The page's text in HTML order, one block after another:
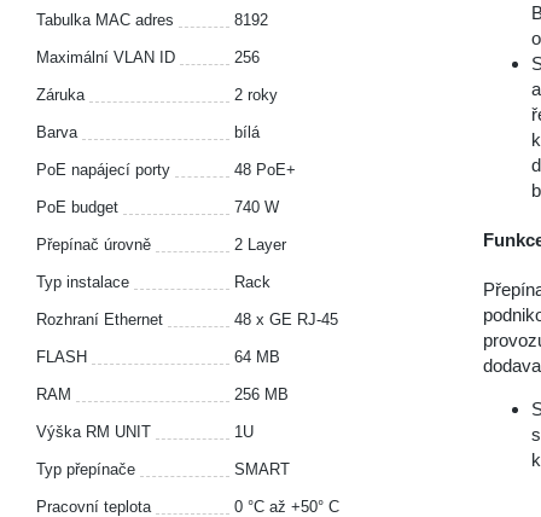
Tabulka MAC adres 8192
Maximální VLAN ID 256
Záruka 2 roky
Barva bílá
PoE napájecí porty 48 PoE+
PoE budget 740 W
Přepínač úrovně 2 Layer
Typ instalace Rack
Rozhraní Ethernet 48 x GE RJ-45
FLASH 64 MB
RAM 256 MB
Výška RM UNIT 1U
Typ přepínače SMART
Pracovní teplota 0 °C až +50° C